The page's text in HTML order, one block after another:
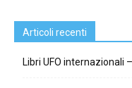
Articoli recenti
Libri UFO internazionali